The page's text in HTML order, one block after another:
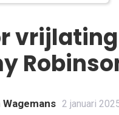
Wagemans 2 januari